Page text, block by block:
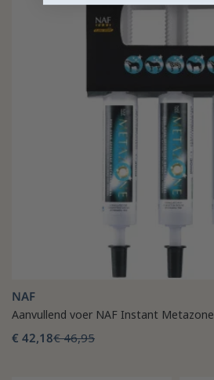
NAF
Aanvullend voer NAF Instant Metazone
€ 42,18€ 46,95